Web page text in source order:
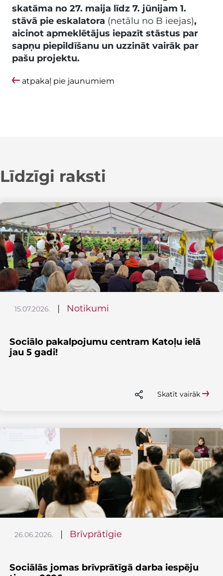
skatāma no 27. maija līdz 7. jūnijam 1.
stāvā pie eskalatora (netālu no B ieejas),
aicinot apmeklētājus iepazīt stāstus par
sapņu piepildīšanu un uzzināt vairāk par
pašu projektu.
atpakaļ pie jaunumiem
Līdzīgi raksti
15.07.2026. | Notikumi
Sociālo pakalpojumu centram Katoļu ielā
jau 5 gadi!
Skatīt vairāk
26.06.2026. | Brīvprātīgie
Sociālās jomas brīvprātīgā darba iespēju